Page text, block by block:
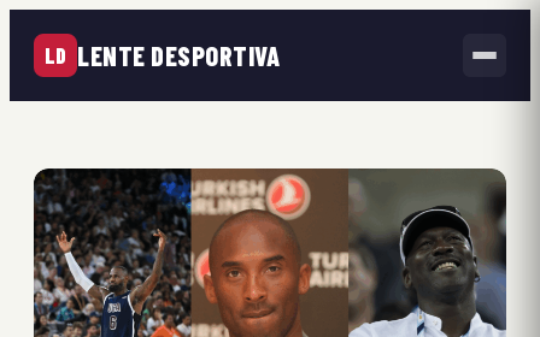
LD LENTE DESPORTIVA